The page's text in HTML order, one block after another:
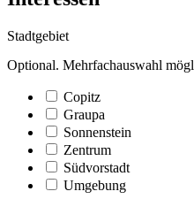
Stadtgebiet
Optional. Mehrfachauswahl
Copitz
Graupa
Sonnenstein
Zentrum
Südvorstadt
Umgebung